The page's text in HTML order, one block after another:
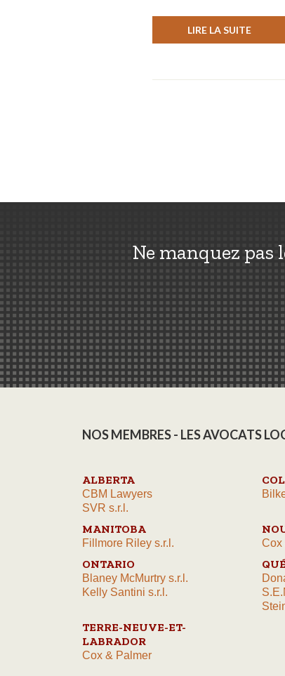
LIRE LA SUITE
Ne manquez pas
NOS MEMBRES - LES AVOCATS
ALBERTA
CBM Lawyers
SVR s.r.l.
MANITOBA
Fillmore Riley s.r.l. Cox
ONTARIO
Blaney McMurtry s.r.l.
Kelly Santini s.r.l.
TERRE-NEUVE-ET-
LABRADOR
Cox & Palmer